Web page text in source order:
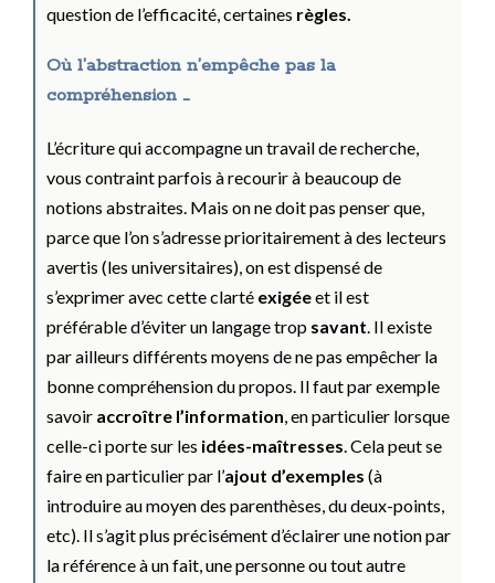
question de l’efficacité, certaines règles.
Où l’abstraction n’empêche pas la
compréhension …
L’écriture qui accompagne un travail de recherche,
vous contraint parfois à recourir à beaucoup de
notions abstraites. Mais on ne doit pas penser que,
parce que l’on s’adresse prioritairement à des lecteurs
avertis (les universitaires), on est dispensé de
s’exprimer avec cette clarté exigéeet il est
préférable d’éviter un langage trop savant. Il existe
par ailleurs différents moyens de ne pas empêcher la
bonne compréhension du propos. Il faut par exemple
savoir accroître l’information, en particulier lorsque
celle-ci porte sur les idées-maîtresses. Cela peut se
faire en particulier par l’ajout d’exemples (à
introduire au moyen des parenthèses, du deux-points,
etc). Il s’agit plus précisément d’éclairer une notion par
la référence à un fait, une personne ou tout autre